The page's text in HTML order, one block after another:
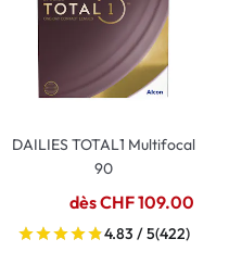
DAILIES TOTAL1 Multifocal
90
dès CHF 109.00
4.83 / 5(422)